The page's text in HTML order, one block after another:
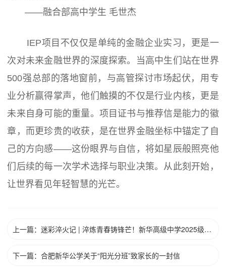
——融合部高中学生 毛世杰
IEP项目不仅仅是单纯的金融企业实习，更是一
次对未来金融世界的深度探索。当高中生们站在世界
500强总部的落地窗前，与高管探讨市场起伏，用专
业分析赢得掌声，他们触摸的不仅是行业内核，更是
未来自身可能的重量。项目证书与推荐信是能力的徽
章，而更珍贵的收获，是在世界金融坐标中锚定了自
己的方向感——这份眼界与自信，将如星辰般照亮他
们后续的每一次学术选择与职业决策。从此刻开始，
让世界看见年轻智慧的光芒。
上一篇：迷彩淬火记 | 淬炼青春铸锋芒！新华高级中学2025级高一年级军训闭营仪式圆满收官
下一篇：合肥新华公学关于“阳光分班”致家长的一封信